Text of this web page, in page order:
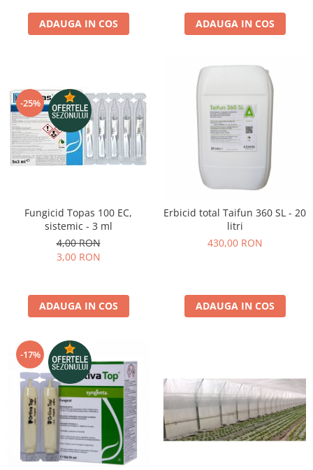
ADAUGA IN COS ADAUGA IN COS
-25%
Fungicid Topas 100 EC,
sistemic - 3 ml
4,00 RON
3,00 RON
ADAUGA IN COS
Erbicid total Taifun 360 SL - 20
litri
430,00 RON
ADAUGA IN COS
-17%